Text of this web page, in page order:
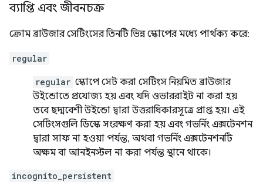
ব্যাপ্তি এবং জীবনচক্র
ক্রোম ব্রাউজার সেটিংসের তিনটি ভিন্ন স্কোপের মধ্যে পার্থক্য করে:
regular
regular স্কোপে সেট করা সেটিংস নিয়মিত ব্রাউজার
উইন্ডোতে প্রযোজ্য হয় এবং যদি ওভাররাইট না করা হয়
তবে ছদ্মবেশী উইন্ডো দ্বারা উত্তরাধিকারসূত্রে প্রাপ্ত হয়। এই
সেটিংসগুলি ডিস্কে সংরক্ষণ করা হয় এবং গভর্নিং এক্সটেনশন
দ্বারা সাফ না হওয়া পর্যন্ত, অথবা গভর্নিং এক্সটেনশনটি
অক্ষম বা আনইনস্টল না করা পর্যন্ত স্থানে থাকে।
incognito_persistent